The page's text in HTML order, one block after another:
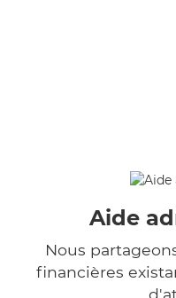
Aide
Nous
financières